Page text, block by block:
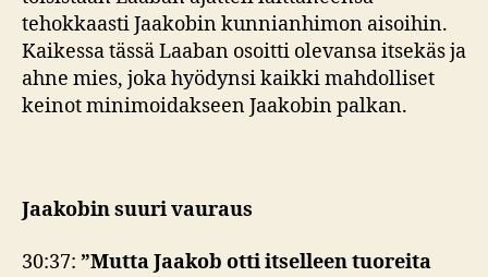
tehokkaasti Jaakobin kunnianhimon aisoihin.
Kaikessa tässä Laaban osoitti olevansa itsekäs ja
ahne mies, joka hyödynsi kaikki mahdolliset
keinot minimoidakseen Jaakobin palkan.
Jaakobin suuri vauraus
30:37: ”Mutta Jaakob otti itselleen tuoreita